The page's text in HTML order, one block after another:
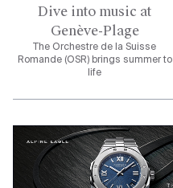
Dive into music at
Genève-Plage
The Orchestre de la Suisse
Romande (OSR) brings summer to
life